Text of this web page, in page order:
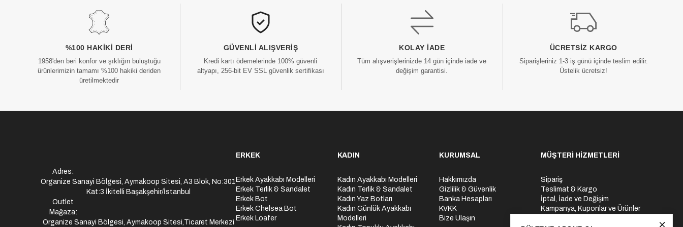
%100 HAKIKI DERI
1958'den beri konfor ve şıklığın buluştuğu
ürünlerimizin tamamı %100 hakiki deriden
üretilmektedir
GÜVENLI ALIŞVERIŞ
Kredi kartı ödemelerinde 100% güvenli
altyapı, 256-bit EV SSL güvenlik sertifikası
KOLAY İADE
Tüm alışverişlerinizde 14 gün içinde iade ve
değişim garantisi.
ÜCRETSIZ KARGO
Siparişleriniz 1-3 iş günü içinde teslim edilir.
Üstelik ücretsiz!
Adres:
Organize Sanayi Bölgesi, Aymakoop Sitesi, A3 Blok, No:301
Kat:3 İkitelli Başakşehir/İstanbul
Outlet
Mağaza:
Organize Sanayi Bölgesi, Aymakoop Sitesi,Ticaret Merkezi
ERKEK
Erkek Ayakkabı Modelleri
Erkek Terlik & Sandalet
Erkek Bot
Erkek Chelsea Bot
Erkek Loafer
KADIN
Kadın Ayakkabı Modelleri
Kadın Terlik & Sandalet
Kadın Yaz Botları
Kadın Günlük Ayakkabı
Modelleri
KURUMSAL
Hakkımızda
Gizlilik & Güvenlik
Banka Hesapları
KVKK
Bize Ulaşın
MÜŞTERİ HİZMETLERİ
Sipariş
Teslimat & Kargo
İptal, İade ve Değişim
Kampanya, Kuponlar ve Ürünler